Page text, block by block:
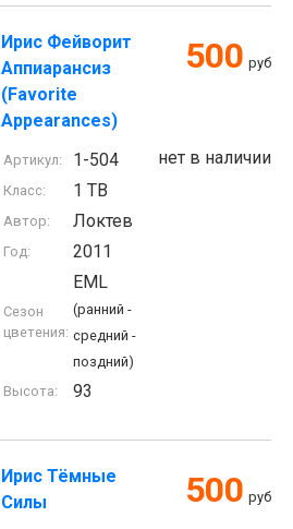
Ирис Фейворит
Аппиарансиз
(Favorite
Appearances)
500 руб
нет в наличии
Артикул: 1-504
Класс: 1 TB
Автор: Локтев
Год: 2011
Сезон
цветения:
EML
(ранний -
средний -
поздний)
Высота:
93
Ирис Тёмные
Силы
500 руб